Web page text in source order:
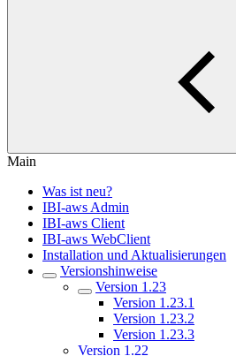
Main
Was ist neu?
IBI-aws Admin
IBI-aws Client
IBI-aws WebClient
Installation und Aktualisierungen
Versionshinweise
Version 1.23
Version 1.23.1
Version 1.23.2
Version 1.23.3
Version 1.22